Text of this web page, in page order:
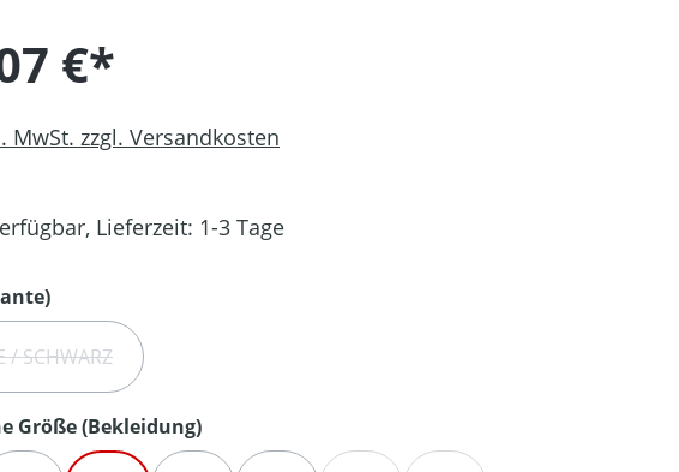
€*
MwSt. zzgl. Versandkosten
Lieferzeit: 1-3 Tage
auswählen
/ SCHWARZ
(DIESE OPTION IST ZURZEIT NICHT VERFÜGBAR.)
Größe (Bekleidung)auswählen